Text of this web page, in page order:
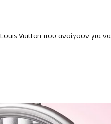
Vuitton που ανοίγουν για να